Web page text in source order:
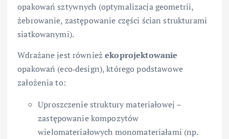
opakowań sztywnych (optymalizacja geometrii,
żebrowanie, zastępowanie części ścian strukturami
siatkowanymi).
Wdrażane jest równieżekoprojektowanie
opakowań (eco‑design), którego podstawowe
założenia to:
Uproszczenie struktury materiałowej –
zastępowanie kompozytów
wielomateriałowych monomateriałami (np.